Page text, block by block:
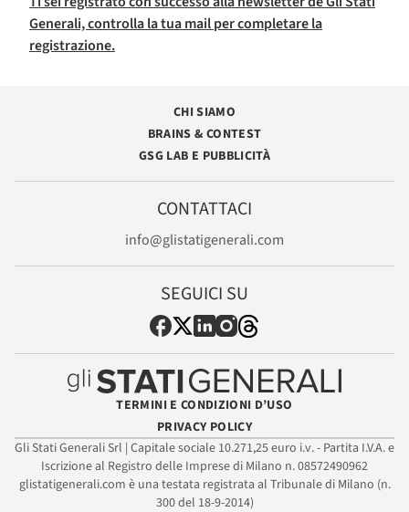
Generali, controlla la tua mail per completare la
registrazione.
CHI SIAMO
BRAINS & CONTEST
GSG LAB E PUBBLICITÀ
CONTATTACI
info@glistatigenerali.com
SEGUICI SU
TERMINI E CONDIZIONI D’USO
PRIVACY POLICY
Gli Stati Generali Srl | Capitale sociale 10.271,25 euro i.v. - Partita I.V.A. e
Iscrizione al Registro delle Imprese di Milano n. 08572490962
glistatigenerali.com è una testata registrata al Tribunale di Milano (n.
300 del 18-9-2014)